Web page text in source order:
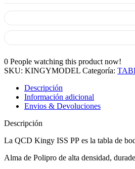
PP
0 People watching this product now!
SKU: KINGYMODEL Categoría:
Descripción
Información adicional
Envios & Devoluciones
Descripción
La QCD Kingy ISS PP es la tabla de
Alma de Polipro de alta densidad,